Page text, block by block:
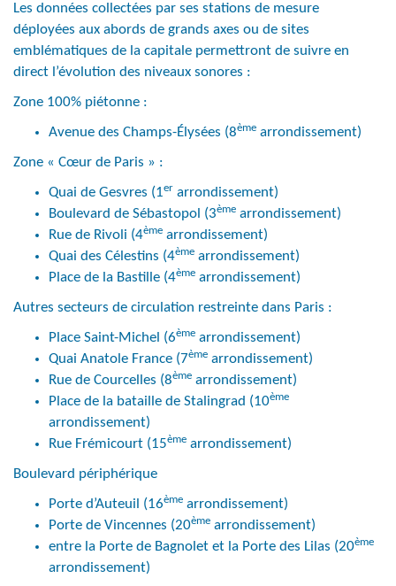
Les données collectées par ses stations de mesure
déployées aux abords de grands axes ou de sites
emblématiques de la capitale permettront de suivre en
direct l’évolution des niveaux sonores :
Zone 100% piétonne :
Avenue des Champs-Élysées (8ème arrondissement)
Zone « Cœur de Paris » :
Quai de Gesvres (1er arrondissement)
Boulevard de Sébastopol (3ème arrondissement)
Rue de Rivoli (4ème arrondissement)
Quai des Célestins (4ème arrondissement)
Place de la Bastille (4ème arrondissement)
Autres secteurs de circulation restreinte dans Paris :
Place Saint-Michel (6ème arrondissement)
Quai Anatole France (7ème arrondissement)
Rue de Courcelles (8ème arrondissement)
Place de la bataille de Stalingrad (10ème
arrondissement)
Rue Frémicourt (15ème arrondissement)
Boulevard périphérique
Porte d’Auteuil (16ème arrondissement)
Porte de Vincennes (20ème arrondissement)
entre la Porte de Bagnolet et la Porte des Lilas (20ème
arrondissement)